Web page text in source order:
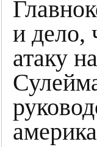
и дело,
атаку